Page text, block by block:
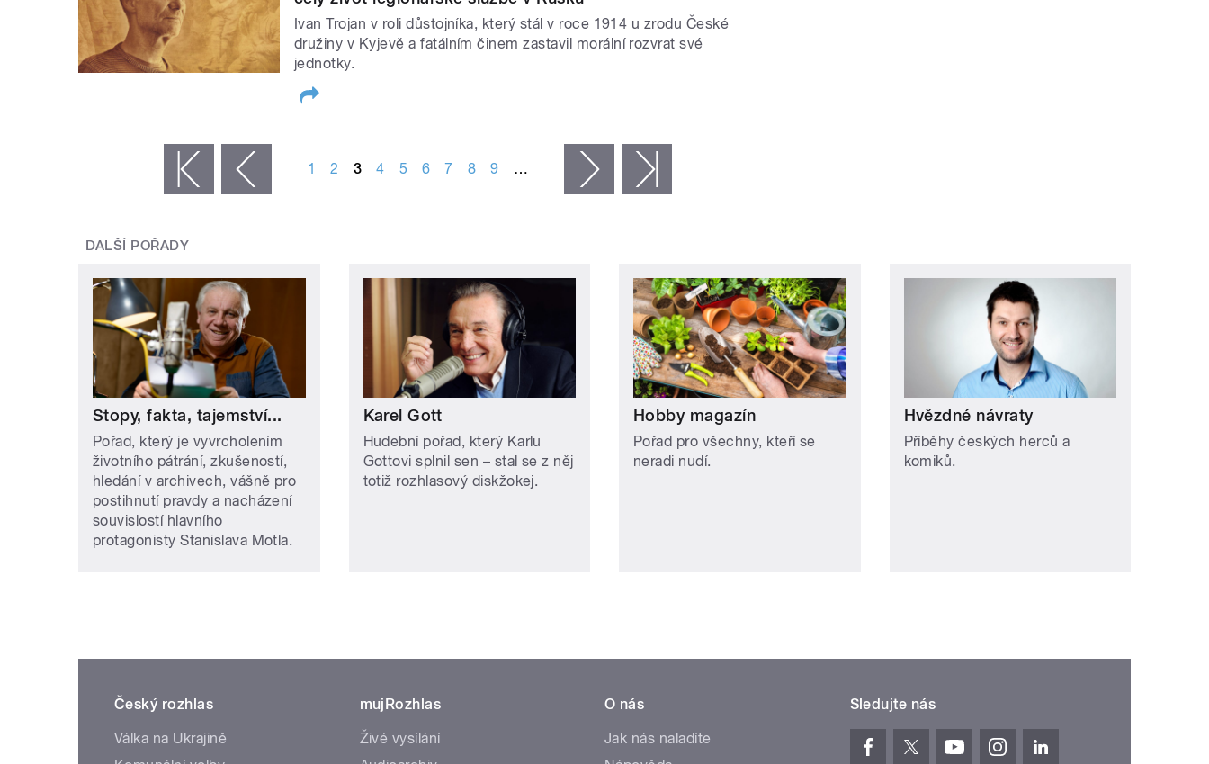
Ivan Trojan v roli důstojníka, který stál v roce 1914 u zrodu České
družiny v Kyjevě a fatálním činem zastavil morální rozvrat své
jednotky.
‹ předchozí 1 2 3 4 5 6 7 8 9 … následující ›
DALŠÍ POŘADY
Stopy, fakta, tajemství...
Pořad, který je vyvrcholením
životního pátrání, zkušeností,
hledání v archivech, vášně pro
postihnutí pravdy a nacházení
souvislostí hlavního
protagonisty Stanislava Motla.
Karel Gott
Hudební pořad, který Karlu
Gottovi splnil sen – stal se z něj
totiž rozhlasový diskžokej.
Hobby magazín
Pořad pro všechny, kteří se
neradi nudí.
Hvězdné návraty
Příběhy českých herců a
komiků.
Český rozhlas
Válka na Ukrajině
mujRozhlas
Živé vysílání
O nás
Jak nás naladíte
Sledujte nás